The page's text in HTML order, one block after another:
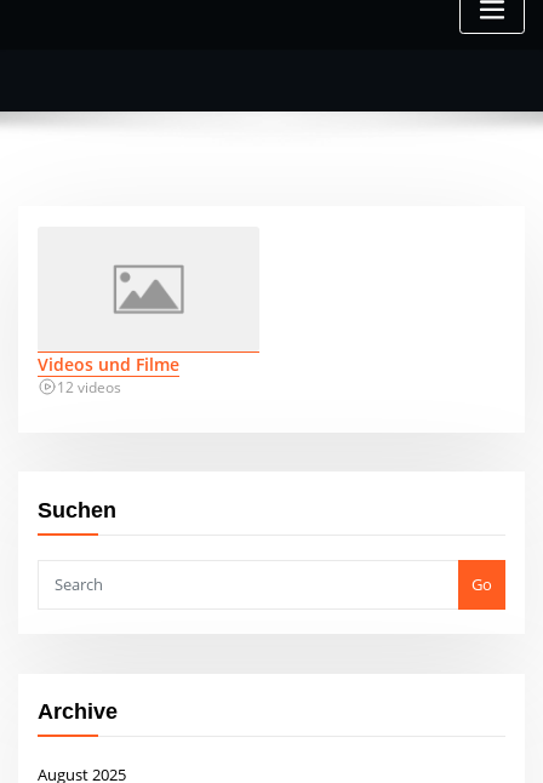
Videos und Filme
12 videos
Suchen
Go
Archive
August 2025